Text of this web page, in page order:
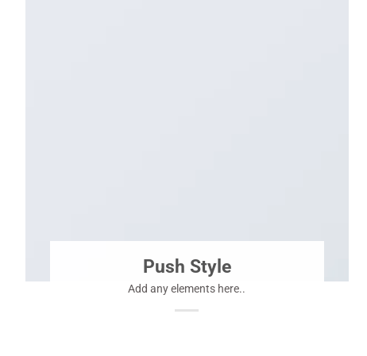
Push Style
Add any elements here..